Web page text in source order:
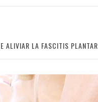
ALIVIAR LA FASCITIS PLANTAR